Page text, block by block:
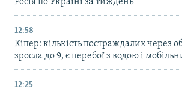
12:58
Кіпер: кількість постраждалих через
зросла до 9, є перебої з водою і
12:25